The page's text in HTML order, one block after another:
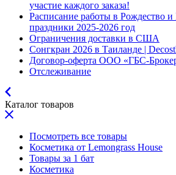
участие каждого заказа!
Расписание работы в Рождество
праздники 2025-2026 год
Ограничения доставки в США
Сонгкран 2026 в Таиланде |
Договор-оферта ООО «ГБС-
Отслеживание
Каталог товаров
Посмотреть все товары
Косметика от Lemongrass House
Товары за 1 бат
Косметика